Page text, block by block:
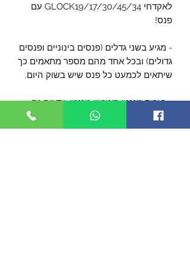
לאקדחי GLOCK19/17/30/45/34 עם
פנס!
- מגיע בשני גדלים (פנסים בינוניים ופנסים
גדולים) ובכל אחד מהם מספר מתאמים כך
שיתאים לכמעט כל פנס שיש בשוק היום.
- בזכות מנגנון ריטנשן מגנטי, יתאים גם
לעוד דגמים של אקדחים - שאלו אותנו או
בואו לנסות פיזית